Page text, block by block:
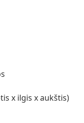
x ilgis x aukštis)